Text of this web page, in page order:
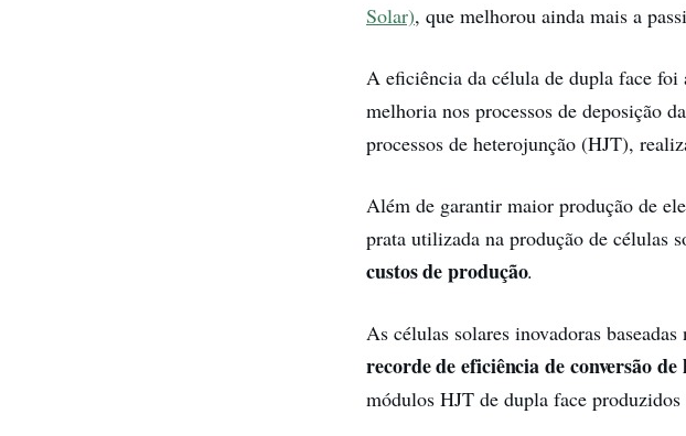
Solar), que melhorou ainda mais a
A eficiência da célula de dupla face foi
melhoria nos processos de deposição
processos de heterojunção (HJT),
Além de garantir maior produção de
prata utilizada na produção de células
custos de produção.
As células solares inovadoras baseadas
recorde de eficiência de conversão
módulos HJT de dupla face